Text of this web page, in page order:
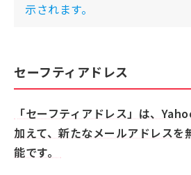
示されます。
セーフティアドレス
「セーフティアドレス」は、
加えて、新たなメールアドレスを
能です。